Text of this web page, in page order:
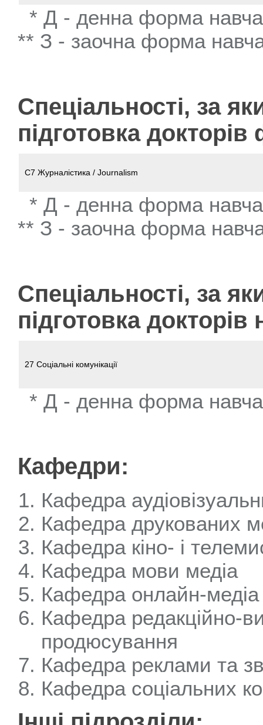
* Д - денна форма
** З - заочна форма
Спеціальності, за
підготовка докторів
C7 Журналістика / Journalism
* Д - денна форма
** З - заочна форма
Спеціальності, за
підготовка докторів
27 Соціальні комунікації
* Д - денна форма
Кафедри:
Кафедра
Кафедра друкованих
Кафедра кіно- і
Кафедра мови медіа
Кафедра онлайн-медіа
Кафедра редакційно-
продюсування
Кафедра реклами та
Кафедра соціальних